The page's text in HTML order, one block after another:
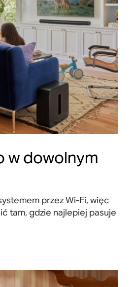
w dowolnym
przez Wi-Fi, więc
tam, gdzie najlepiej pasuje